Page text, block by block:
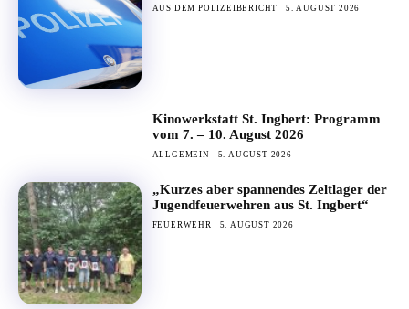
AUS DEM POLIZEIBERICHT 5. AUGUST 2026
Kinowerkstatt St. Ingbert: Programm
vom 7. – 10. August 2026
ALLGEMEIN 5. AUGUST 2026
„Kurzes aber spannendes Zeltlager der
Jugendfeuerwehren aus St. Ingbert“
FEUERWEHR 5. AUGUST 2026